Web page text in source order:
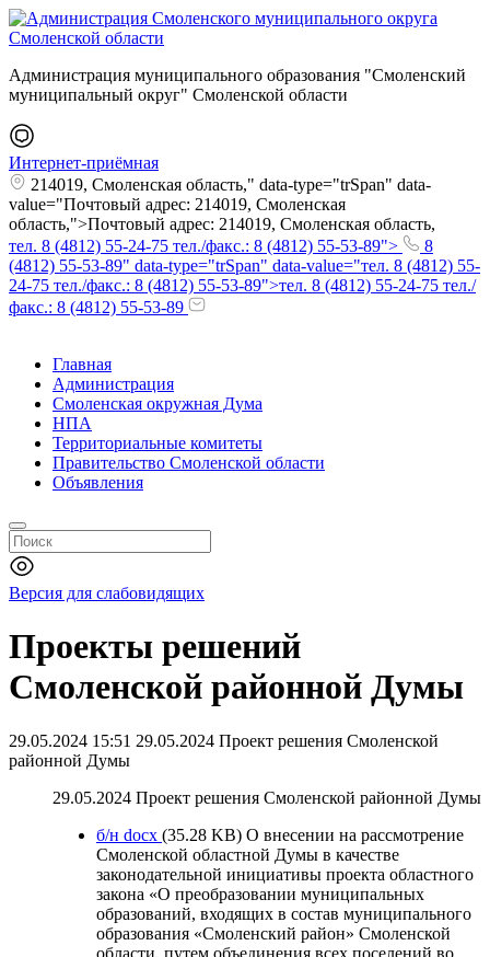
Администрация муниципального образования "Смоленский
муниципальный округ" Смоленской области
Интернет-приёмная
214019, Смоленская область," data-type="trSpan" data-
value="Почтовый адрес: 214019, Смоленская
область,">Почтовый адрес: 214019, Смоленская область,
тел. 8 (4812) 55-24-75 тел./факс.: 8 (4812) 55-53-89">
8
(4812) 55-53-89" data-type="trSpan" data-value="тел. 8 (4812) 55-
24-75 тел./факс.: 8 (4812) 55-53-89">тел. 8 (4812) 55-24-75 тел./
факс.: 8 (4812) 55-53-89
Главная
Администрация
Смоленская окружная Дума
НПА
Территориальные комитеты
Правительство Смоленской области
Объявления
Версия для слабовидящих
Проекты решений
Смоленской районной Думы
29.05.2024 15:51 29.05.2024 Проект решения Смоленской
районной Думы
29.05.2024 Проект решения Смоленской районной Думы
б/н docx (35.28 KB) О внесении на рассмотрение
Смоленской областной Думы в качестве
законодательной инициативы проекта областного
закона «О преобразовании муниципальных
образований, входящих в состав муниципального
образования «Смоленский район» Смоленской
области, путем объединения всех поселений во